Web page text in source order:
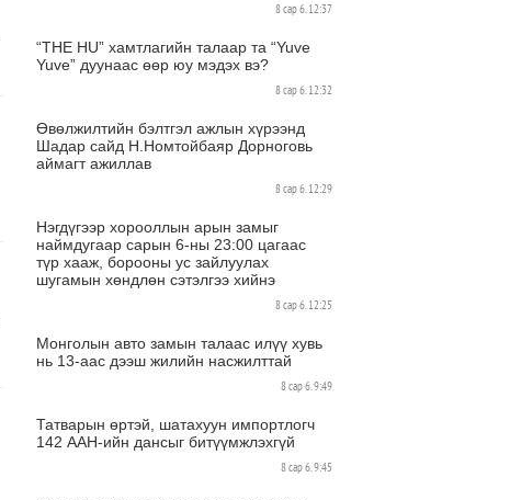
8 сар 6. 12:37
“THE HU” хамтлагийн талаар та “Yuve
Yuve” дуунаас өөр юу мэдэх вэ?
8 сар 6. 12:32
Өвөлжилтийн бэлтгэл ажлын хүрээнд
Шадар сайд Н.Номтойбаяр Дорноговь
аймагт ажиллав
8 сар 6. 12:29
Нэгдүгээр хорооллын арын замыг
наймдугаар сарын 6-ны 23:00 цагаас
түр хааж, борооны ус зайлуулах
шугамын хөндлөн сэтэлгээ хийнэ
8 сар 6. 12:25
Монголын авто замын талаас илүү хувь
нь 13-аас дээш жилийн насжилттай
8 сар 6. 9:49
Татварын өртэй, шатахуун импортлогч
142 ААН-ийн дансыг битүүмжлэхгүй
8 сар 6. 9:45